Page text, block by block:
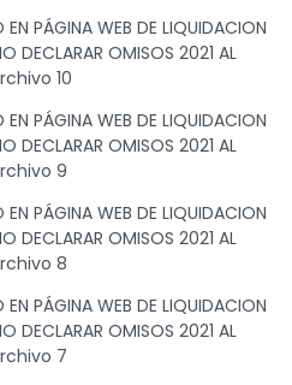
PÁGINA WEB DE LIQUIDACION
DECLARAR OMISOS 2021 AL
10
PÁGINA WEB DE LIQUIDACION
DECLARAR OMISOS 2021 AL
9
PÁGINA WEB DE LIQUIDACION
DECLARAR OMISOS 2021 AL
8
PÁGINA WEB DE LIQUIDACION
DECLARAR OMISOS 2021 AL
7